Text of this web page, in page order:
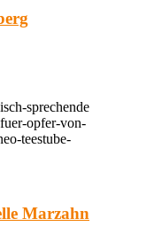
sprechende
opfer-von-
teestube-
Marzahn